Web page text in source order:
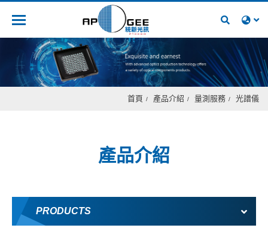
首頁 產品介紹 量測服務 光譜儀
產品介紹
PRODUCTS